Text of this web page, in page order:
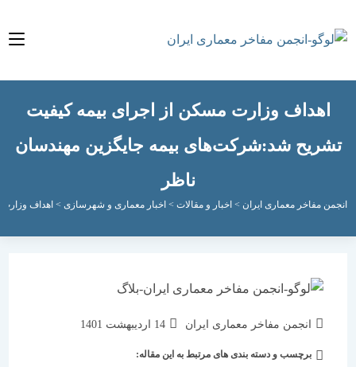
وزارت مسکن از اجرای بیمه کیفیت
شد:شرکت‌های بیمه جایگزین مهندسان
ناظر
مفاخر معماری ایران > اخبار و مقالات>اخبار معماری و شهرسازی>اهداف وزارت مسکن
انجمن مفاخر معماری ایران
نوشته
شده
14 اردیبهشت 1401
برچسب و دسته بندی های مرتبط به این مقاله: